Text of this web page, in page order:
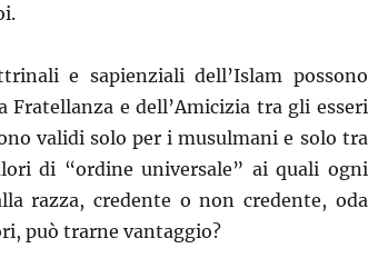
e sapienziali dell’Islam possono
Fratellanza e dell’Amicizia tra gli esseri
validi solo per i musulmani e solo tra
di “ordine universale” ai quali ogni
razza, credente o non credente, oda
può trarne vantaggio?